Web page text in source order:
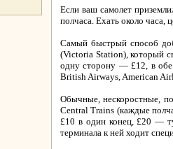
Если ваш самолет
полчаса. Ехать около часа,
Самый быстрый способ
(Victoria Station), который
одну сторону — £12, в обе
British Airways, American
Обычные, нескоростные,
Central Trains (каждые
£10 в один конец, £20 —
терминала к ней ходит